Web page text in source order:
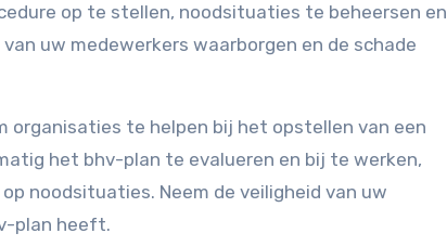
op te stellen, noodsituaties te beheersen en
uw medewerkers waarborgen en de schade
organisaties te helpen bij het opstellen van een
het bhv-plan te evalueren en bij te werken,
noodsituaties. Neem de veiligheid van uw
plan heeft.